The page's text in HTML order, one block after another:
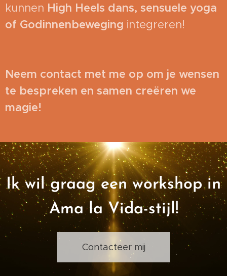
kunnen High Heels dans, sensuele yoga
of Godinnenbeweging integreren!
Neem contact met me op om je wensen
te bespreken en samen creëren we
magie!
Ik wil graag een workshop in
Ama la Vida-stijl!
Contacteer mij